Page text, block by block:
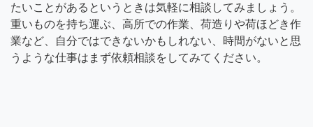
たいことがあるというときは気軽に相談してみましょう。
重いものを持ち運ぶ、高所での作業、荷造りや荷ほどき作
業など、自分ではできないかもしれない、時間がないと思
うような仕事はまず依頼相談をしてみてください。